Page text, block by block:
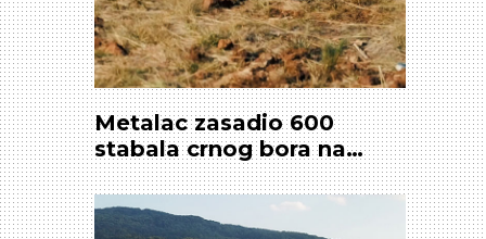
Metalac zasadio 600
stabala crnog bora na
Divčibarama